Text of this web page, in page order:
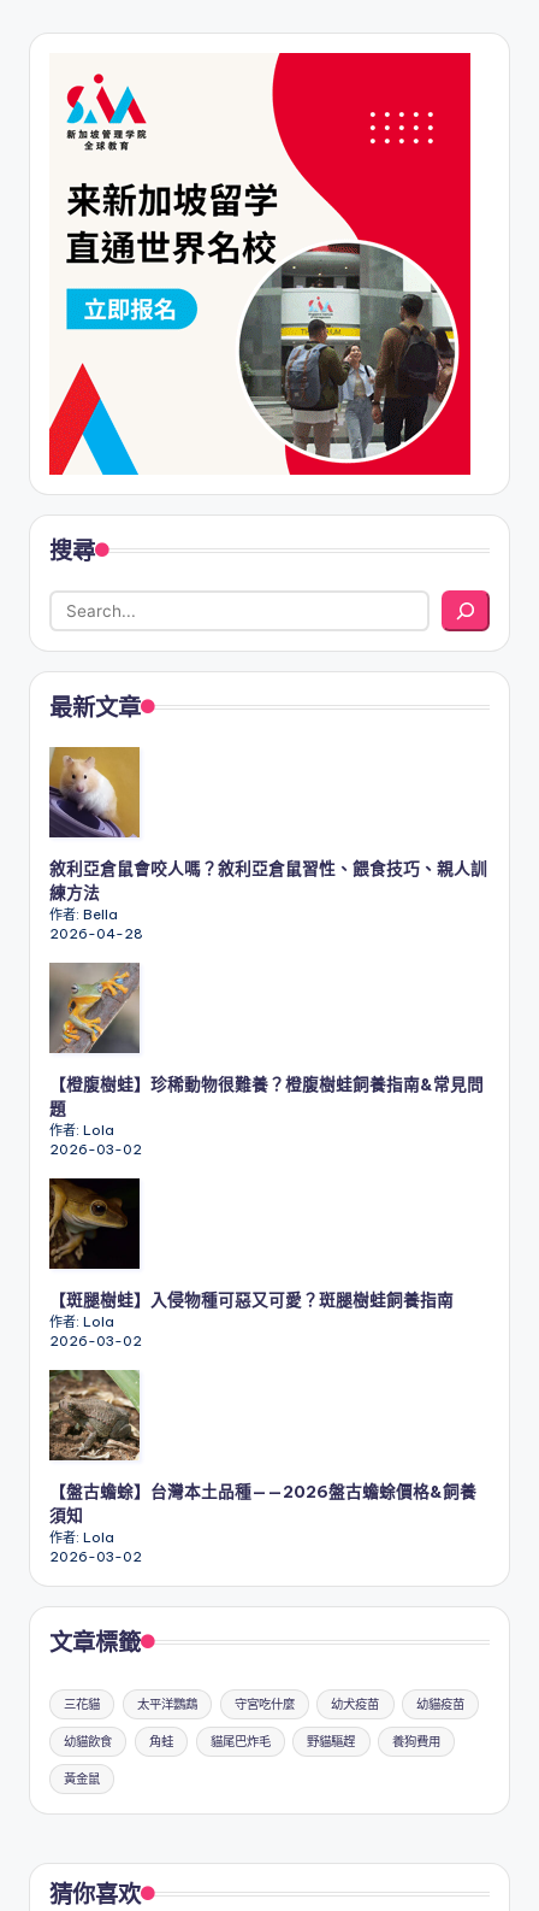
章
搜尋
最新文章
敘利亞倉鼠會咬人嗎？敘利亞倉鼠習性、餵食技巧、親人訓
練方法
作者: Bella
2026-04-28
【橙腹樹蛙】珍稀動物很難養？橙腹樹蛙飼養指南&常見問
題
作者: Lola
2026-03-02
【斑腿樹蛙】入侵物種可惡又可愛？斑腿樹蛙飼養指南
作者: Lola
2026-03-02
【盤古蟾蜍】台灣本土品種——2026盤古蟾蜍價格&飼養
須知
作者: Lola
2026-03-02
文章標籤
三花貓 太平洋鸚鵡 守宮吃什麼 幼犬疫苗 幼貓疫苗
幼貓飲食 角蛙 貓尾巴炸毛 野貓驅趕 養狗費用
黃金鼠
猜你喜欢